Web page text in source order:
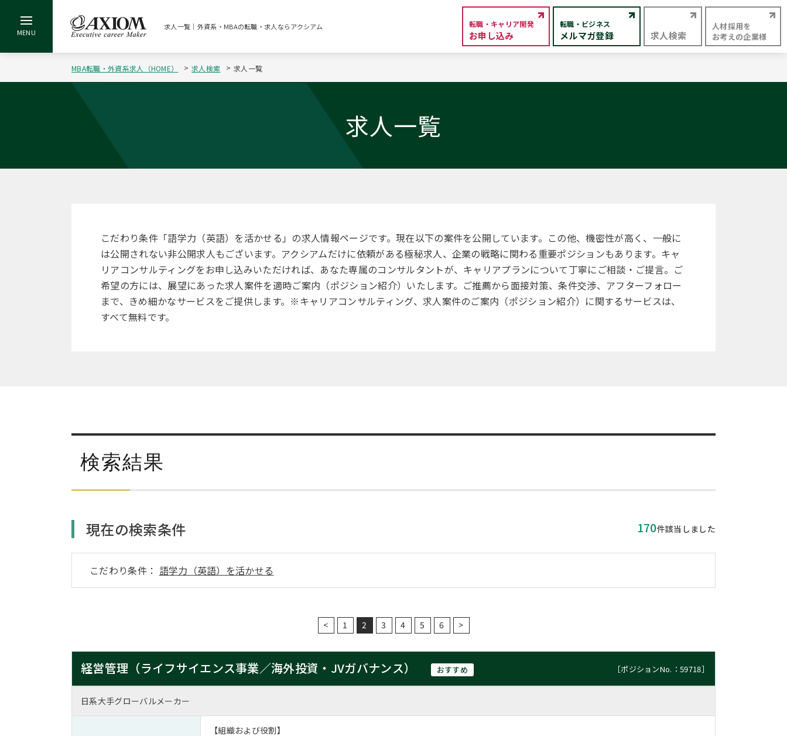
求人一覧｜外資系・MBAの転職・求人ならアクシアム 転職・キャリア開発
お申し込み
転職・ビジネス
メルマガ登録 求人検索
人材採用を
お考えの企業様
MBA転職・外資系求人（HOME） 求人検索 求人一覧
求人一覧
こだわり条件「語学力（英語）を活かせる」の求人情報ページです。現在以下の案件を公開しています。この他、機密性が高く、一般に
は公開されない非公開求人もございます。アクシアムだけに依頼がある極秘求人、企業の戦略に関わる重要ポジションもあります。キャ
リアコンサルティングをお申し込みいただければ、あなた専属のコンサルタントが、キャリアプランについて丁寧にご相談・ご提言。ご
希望の方には、展望にあった求人案件を適時ご案内（ポジション紹介）いたします。ご推薦から面接対策、条件交渉、アフターフォロー
まで、きめ細かなサービスをご提供します。※キャリアコンサルティング、求人案件のご案内（ポジション紹介）に関するサービスは、
すべて無料です。
検索結果
現在の検索条件 170件該当しました
こだわり条件： 語学力（英語）を活かせる
< 1 2 3 4 5 6 >
経営管理（ライフサイエンス事業／海外投資・JVガバナンス） おすすめ ［ポジションNo.：59718］
日系大手グローバルメーカー
【組織および役割】